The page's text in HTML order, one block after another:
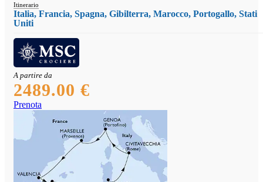
Itinerario
Italia, Francia, Spagna, Gibilterra, Marocco, Portogallo, Stati
Uniti
A partire da
2489.00 €
Prenota